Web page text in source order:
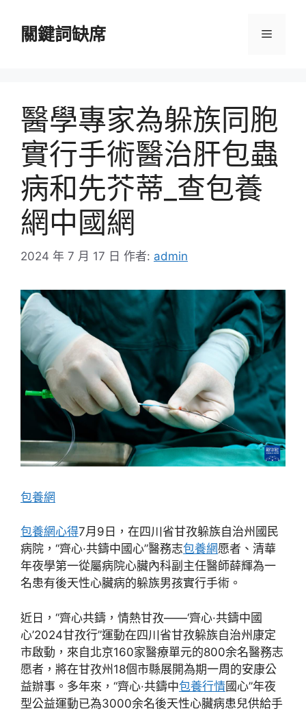
關鍵詞缺席 選
醫學專家為躲族同胞
實行手術醫治肝包蟲
病和先芥蒂_查包養
網中國網
2024 年 7 月 17 日 作者: admin
包養網
包養網心得7月9日，在四川省甘孜躲族自治州國民
病院，“齊心·共鑄中國心”醫務志包養網愿者、清華
年夜學第一從屬病院心臟內科副主任醫師薛輝為一
名患有後天性心臟病的躲族男孩實行手術。
近日，“齊心共鑄，情熱甘孜——‘齊心·共鑄中國
心’2024甘孜行”運動在四川省甘孜躲族自治州康定
市啟動，來自北京160家醫療單元的800余名醫務志
愿者，將在甘孜州18個市縣展開為期一周的安康公
益辦事。多年來，“齊心·共鑄中包養行情國心”年夜
型公益運動已為3000余名後天性心臟病患兒供給手